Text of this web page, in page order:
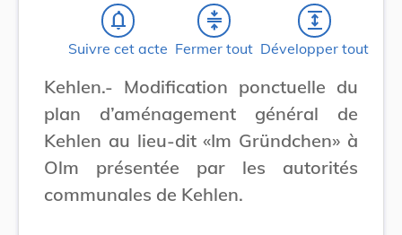
notifications_none
Suivre cet acte
compress
Fermer tout
expand
Développer tout
Kehlen.- Modification ponctuelle du
plan d’aménagement général de
Kehlen au lieu-dit «Im Gründchen» à
Olm présentée par les autorités
communales de Kehlen.